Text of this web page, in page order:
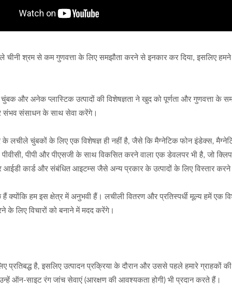
श्रम से कम गुणवत्ता के लिए समझौता करने से इनकार कर दिया, इसलिए हमने
अनेक प्लास्टिक उत्पादों की विशेषज्ञता ने खुद को पूर्णता और गुणवत्ता के
संभव संसाधन के साथ सेवा करेंगे।
चुंबकों के लिए एक विशेषज्ञ ही नहीं है, जैसे कि मैग्नेटिक फोन इंडेक्स,
पीवीसी, पीपी और पीएसजी के साथ विकसित करने वाला एक डेवलपर भी है, जो
कार्ड और संबंधित आइटम्स जैसे अन्य प्रकार के उत्पादों के लिए विस्तार करने
हम इस क्षेत्र में अनुभवी हैं। लचीली वितरण और प्रतिस्पर्धी मूल्य हमें एक
लिए विचारों को बनाने में मदद करेंगे।
प्रतिबद्ध है, इसलिए उत्पादन प्रक्रिया के दौरान और उससे पहले हमारे ग्राहकों
ऑन-साइट रंग जांच सेवाएं (आरक्षण की आवश्यकता होगी) भी प्रदान करते हैं।